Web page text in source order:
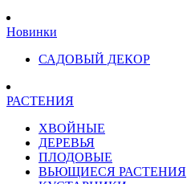
Новинки
САДОВЫЙ ДЕКОР
РАСТЕНИЯ
ХВОЙНЫЕ
ДЕРЕВЬЯ
ПЛОДОВЫЕ
ВЬЮЩИЕСЯ РАСТЕНИЯ